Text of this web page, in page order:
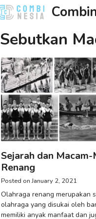
Sebutkan
Sejarah dan Macam-
Renang
January 2, 2021
Olahraga renang merupakan
olahraga yang disukai oleh
memiliki anyak manfaat dan